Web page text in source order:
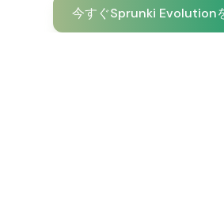
今すぐSprunki Evolution